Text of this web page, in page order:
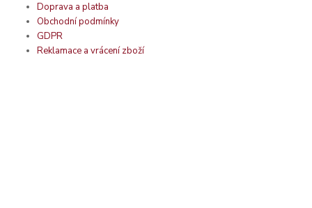
Doprava a platba
Obchodní podmínky
GDPR
Reklamace a vrácení zboží